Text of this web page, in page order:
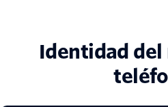
Identidad del